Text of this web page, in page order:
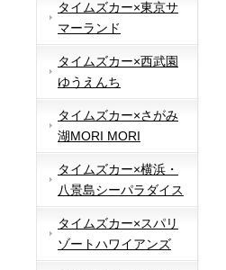
タイムズカー×東京サ
マーランド
タイムズカー×西武園
ゆうえんち
タイムズカー×さがみ
湖MORI MORI
タイムズカー×横浜・
八景島シーパラダイス
タイムズカー×スパリ
ゾートハワイアンズ